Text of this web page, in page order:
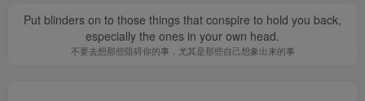
Put blinders on to those things that conspire to hold you back,
especially the ones in your own head.
不要去想那些阻碍你的事，尤其是那些自己想象出来的事